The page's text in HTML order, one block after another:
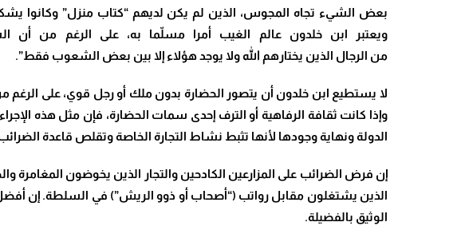
بعض الشيء تجاه المجوس، الذين لم يكن لديهم “كتاب منزل” وكانوا
ويعتبر ابن خلدون عالم الغيب أمرا مسلّما به، على الرغم من أن
من الرجال الذين يختارهم الله ولا يوجد هؤلاء إلا بين بعض الشعوب فقط”.
لا يستطيع ابن خلدون أن يتصور الحضارة بدون ملك أو رجل قوي، على الرغم من
وإذا كانت ثقافة الرفاهية أو الترف إحدى سمات الحضارة، فإن مثل هذه
الدولة ونهاية وجودها لأنها تثبط نشاط التجارة الخاصة وتقلص قاعدة
إن فرض الضرائب على المزارعين الكادحين والتجار الذين يخوضون المغامرة
الذين يشتغلون مقابل رواتب (“أصحاب أو ذوو الريش”) في السلطة. إن
الوثيق بالفضيلة.